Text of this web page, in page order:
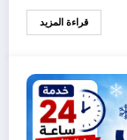
قراءة المزيد